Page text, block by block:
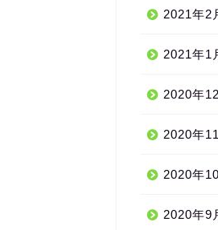
2021年2
2021年1
2020年
2020年
2020年
2020年9